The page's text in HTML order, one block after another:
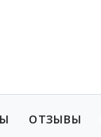
ОТЗЫВЫ